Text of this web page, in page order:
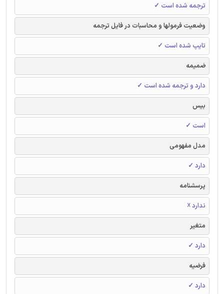
ترجمه شده است ✓
وضعیت فرمولها و محاسبات در فایل ترجمه
تایپ شده است ✓
ضمیمه
دارد و ترجمه شده است ✓
بیس
است ✓
مدل مفهومی
دارد ✓
پرسشنامه
ندارد ☓
متغیر
دارد ✓
فرضیه
دارد ✓